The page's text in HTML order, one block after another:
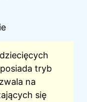
tryb
na
się